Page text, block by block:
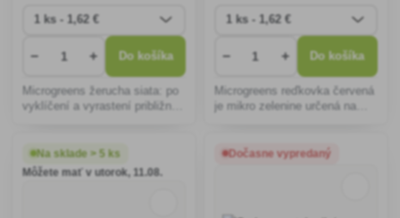
− + Do košíka
Microgreens žerucha siata: po
vyklíčení a vyrastení približne
ako prílohu do šalátu, či k
mäsu.
− + Do košíka
Microgreens reďkovka červená
je mikro zelenine určená na
približne na 5-6 cm ostriháme a
Na sklade > 5 ks
Môžete mať v utorok, 11.08.
Dočasne vypredaný